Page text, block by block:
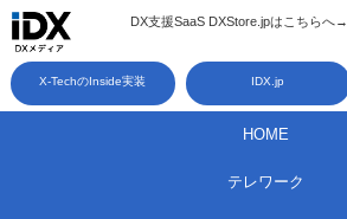
コ
ン
テ
DX支援SaaS DXStore.jpはこちらへ→​
X-TechのInside実装 IDX.jp
HOME
テレワーク